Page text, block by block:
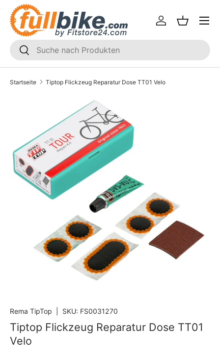
Direkt zum Inhalt
SUCHEN
Suchen
Einloggen
Menü
Startseite Tiptop Flickzeug Reparatur Dose TT01 Velo
Translation missing:
Rema TipTop SKU: FS0031270
Tiptop Flickzeug Reparatur Dose TT01
Velo